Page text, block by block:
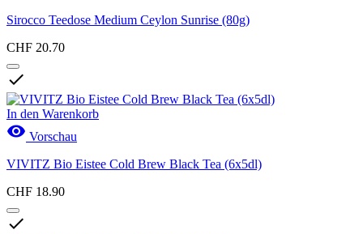
Sirocco Teedose Medium Ceylon Sunrise (80g)
CHF 20.70

In den Warenkorb
 Vorschau
VIVITZ Bio Eistee Cold Brew Black Tea (6x5dl)
CHF 18.90
